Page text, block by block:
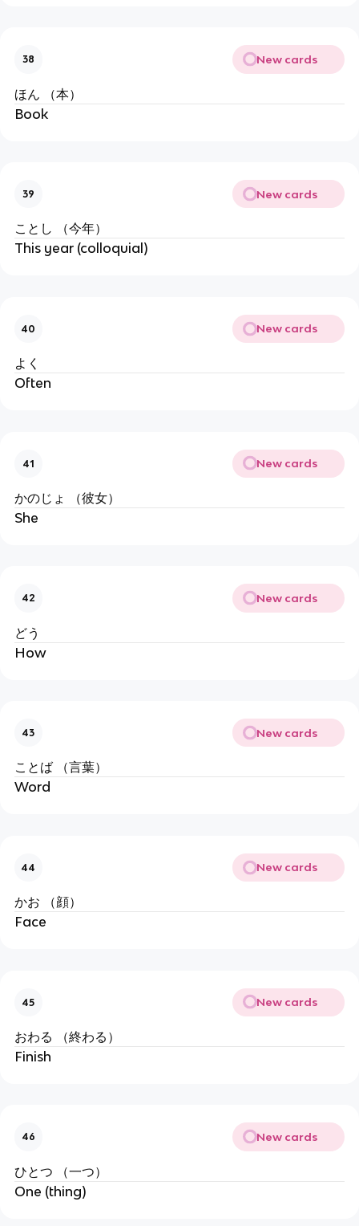
38 New cards
ほん （本）
Book
39 New cards
ことし （今年）
This year (colloquial)
40 New cards
よく
Often
41 New cards
かのじょ （彼女）
She
42 New cards
どう
How
43 New cards
ことば （言葉）
Word
44 New cards
かお （顔）
Face
45 New cards
おわる （終わる）
Finish
46 New cards
ひとつ （一つ）
One (thing)